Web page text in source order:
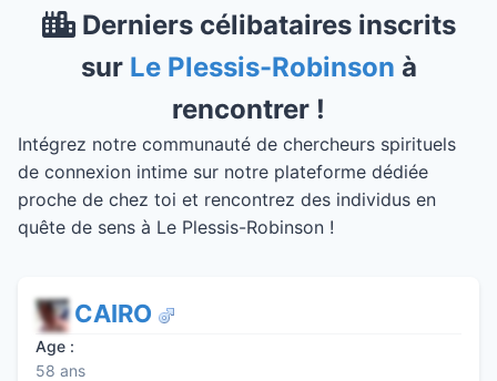
Derniers célibataires inscrits
sur Le Plessis-Robinson à
rencontrer !
Intégrez notre communauté de chercheurs spirituels
de connexion intime sur notre plateforme dédiée
proche de chez toi et rencontrez des individus en
quête de sens à Le Plessis-Robinson !
CAIRO
Age :
58 ans